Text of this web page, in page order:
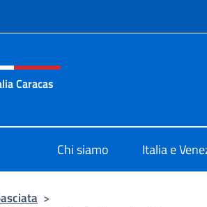
e menù
Caracas
Chi siamo Italia e
>